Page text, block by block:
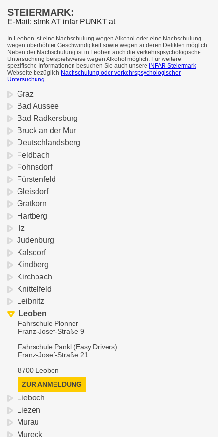
STEIERMARK:
E-Mail: stmk AT infar PUNKT at
In Leoben ist eine Nachschulung wegen Alkohol oder eine Nachschulung
wegen überhöhter Geschwindigkeit sowie wegen anderen Delikten möglich.
Neben der Nachschulung ist in Leoben auch die verkehrspsychologische
Untersuchung beispielsweise wegen Alkohol möglich. Für weitere
spezifische Informationen besuchen Sie auch unsere
INFAR Steiermark
Webseite bezüglich Nachschulung oder verkehrspsychologischer
Untersuchung.
Graz
Bad Aussee
Bad Radkersburg
Bruck an der Mur
Deutschlandsberg
Feldbach
Fohnsdorf
Fürstenfeld
Gleisdorf
Gratkorn
Hartberg
Ilz
Judenburg
Kalsdorf
Kindberg
Kirchbach
Knittelfeld
Leibnitz
Leoben
Fahrschule Plonner
Franz-Josef-Straße 9
Fahrschule Pankl (Easy Drivers)
Franz-Josef-Straße 21
8700 Leoben
ZUR ANMELDUNG
Lieboch
Liezen
Murau
Mureck